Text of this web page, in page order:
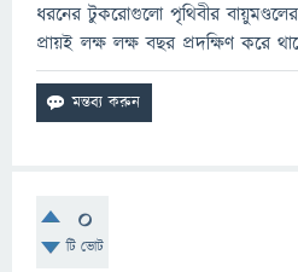
ধরনের টুকরোগুলো পৃথিবীর
প্রায়ই লক্ষ লক্ষ বছর প্রদক্ষিণ করে
0
টি ভোট